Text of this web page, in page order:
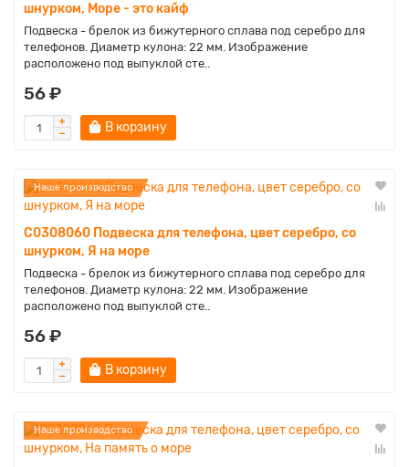
шнурком, Море - это кайф
Подвеска - брелок из бижутерного сплава под серебро для
телефонов. Диаметр кулона: 22 мм. Изображение
расположено под выпуклой сте..
56 ₽
В корзину
Наше производство
C0308060 Подвеска для телефона, цвет серебро, со
шнурком, Я на море
Подвеска - брелок из бижутерного сплава под серебро для
телефонов. Диаметр кулона: 22 мм. Изображение
расположено под выпуклой сте..
56 ₽
В корзину
Наше производство